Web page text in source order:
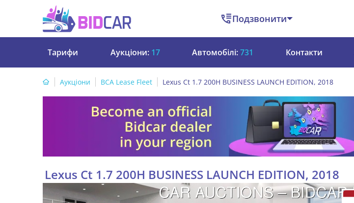
Подзвонити
Тарифи Аукціони: 17 Автомобілі:731 Контакти
Аукціони BCA Lease Fleet Lexus Ct 1.7 200H BUSINESS LAUNCH EDITION, 2018
Lexus Ct 1.7 200H BUSINESS LAUNCH EDITION, 2018